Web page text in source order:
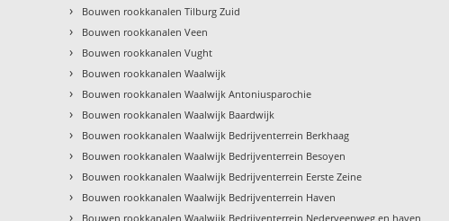
› Bouwen rookkanalen Tilburg Zuid
› Bouwen rookkanalen Veen
› Bouwen rookkanalen Vught
› Bouwen rookkanalen Waalwijk
› Bouwen rookkanalen Waalwijk Antoniusparochie
› Bouwen rookkanalen Waalwijk Baardwijk
› Bouwen rookkanalen Waalwijk Bedrijventerrein Berkhaag
› Bouwen rookkanalen Waalwijk Bedrijventerrein Besoyen
› Bouwen rookkanalen Waalwijk Bedrijventerrein Eerste Zeine
› Bouwen rookkanalen Waalwijk Bedrijventerrein Haven
› Bouwen rookkanalen Waalwijk Bedrijventerrein Nederveenweg en haven